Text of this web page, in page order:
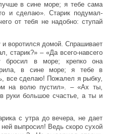
в сине море; я тебе сама
и сделаю». Старик подумал-
от тебя не надобно: ступай
воротился домой. Спрашивает
старик?» – «Да всего-навсего
бросил в море; крепко она
в сине море; я тебе в
все сделаю! Пожалел я рыбку,
на волю пустил». – «Ах ты,
руки большое счастье, а ты и
с утра до вечера, не дает
выпросил! Ведь скоро сухой